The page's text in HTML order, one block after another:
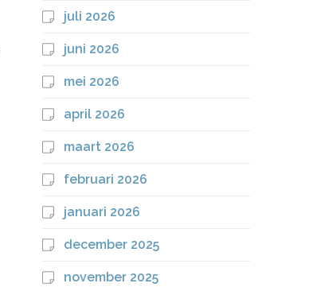
juli 2026
juni 2026
mei 2026
april 2026
maart 2026
februari 2026
januari 2026
december 2025
november 2025